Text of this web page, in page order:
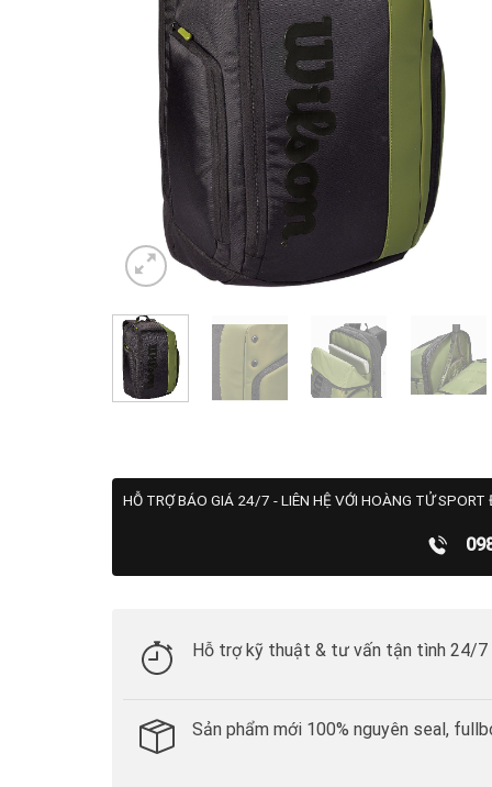
HỖ TRỢ BÁO GIÁ 24/7 - LIÊN HỆ VỚI HOÀNG TỬ
Hỗ trợ kỹ thuật & tư vấn tận tình 24/7
Sản phẩm mới 100% nguyên seal,